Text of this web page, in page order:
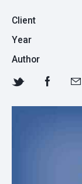
Client
Year
Author